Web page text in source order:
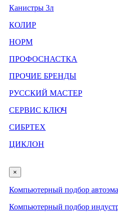
Канистры 3л
КОЛИР
НОРМ
ПРОФОСНАСТКА
ПРОЧИЕ БРЕНДЫ
РУССКИЙ МАСТЕР
СЕРВИС КЛЮЧ
СИБРТЕХ
ЦИКЛОН
×
Компьютерный подбор
Компьютерный подбор